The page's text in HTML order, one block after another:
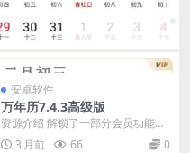
安卓软件
万年历7.4.3高级版
资源介绍 解锁了一部分会员功能，
介意勿下 这款万年历app是你的生
3 月前 66 0